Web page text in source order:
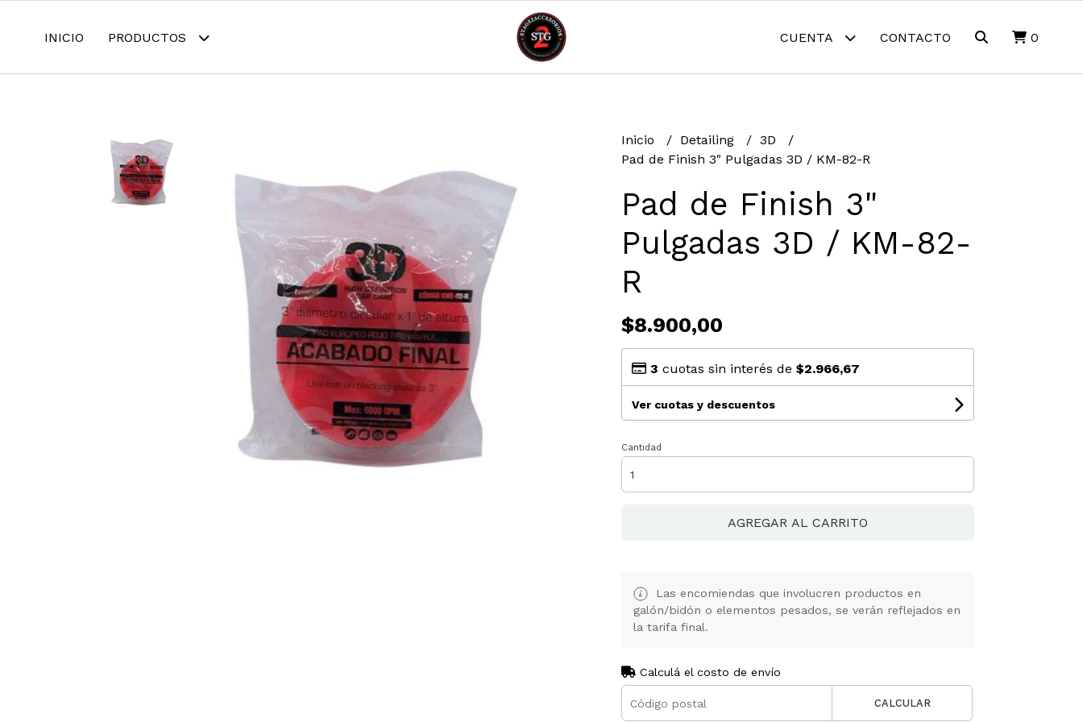
INICIO PRODUCTOS CUENTA CONTACTO 0
Inicio Detailing
3D
Pad de Finish 3" Pulgadas 3D / KM-82-R
Pad de Finish 3"
Pulgadas 3D / KM-82-
R
$8.900,00
3 cuotas sin interés de $2.966,67
Ver cuotas y descuentos
Cantidad
AGREGAR AL CARRITO
Las encomiendas que involucren productos en
galón/bidón o elementos pesados, se verán reflejados en
la tarifa final.
Calculá el costo de envío
CALCULAR